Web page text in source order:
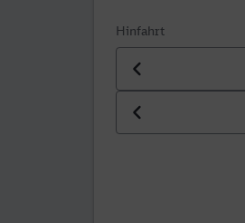
Hinfahrt
Datum der Hinfahrt
Uhrzeit der Hinfahrt